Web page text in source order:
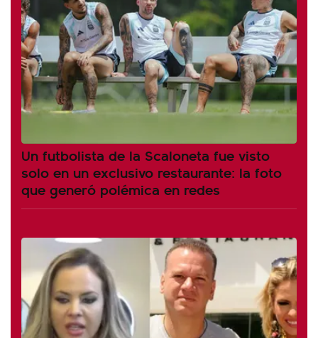
Un futbolista de la Scaloneta fue visto
solo en un exclusivo restaurante: la foto
que generó polémica en redes